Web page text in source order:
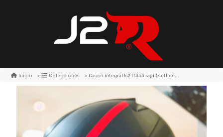
Inicio Colecciones Casco integral ls2 ff353 rapid sethdes rojo/negro